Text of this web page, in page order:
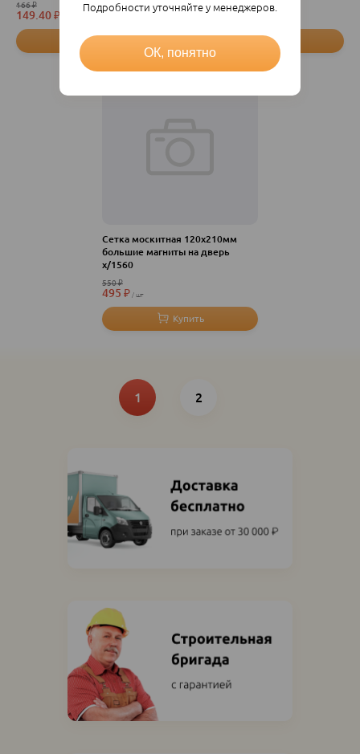
166₽
149.40₽
485 ₽
436.50 ₽
Сетка москитная 120х210мм
большие магниты на дверь
х/1560
550₽
495 ₽ шт
Текущая
страница
1 2
Подробности уточняйте у менеджеров.
ОК, понятно